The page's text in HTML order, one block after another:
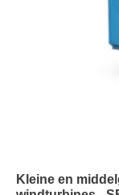
Kleine en